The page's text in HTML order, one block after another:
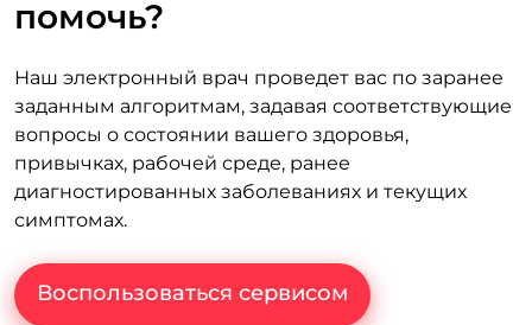
помочь?
Наш электронный врач проведет вас по заранее
заданным алгоритмам, задавая соответствующие
вопросы о состоянии вашего здоровья,
привычках, рабочей среде, ранее
диагностированных заболеваниях и текущих
симптомах.
Воспользоваться сервисом